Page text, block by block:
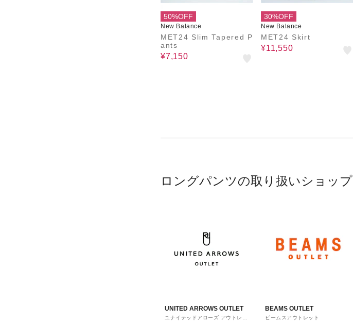
50%OFF
New Balance
MET24 Slim Tapered P
ants
¥7,150
30%OFF
New Balance
MET24 Skirt
¥11,550
ロングパンツの取り扱いショップ
UNITED ARROWS OUTLET
ユナイテッドアローズ アウトレッ
BEAMS OUTLET
ビームスアウトレット